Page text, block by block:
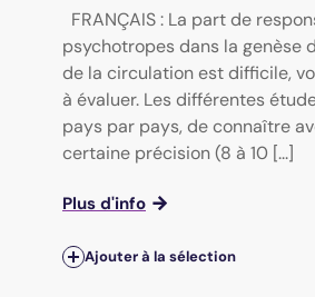
FRANÇAIS : La part de
psychotropes dans la genèse
de la circulation est difficile,
à évaluer. Les différentes
pays par pays, de connaître
certaine précision (8 à 10 [...]
Plus d'info
Ajouter à la sélection